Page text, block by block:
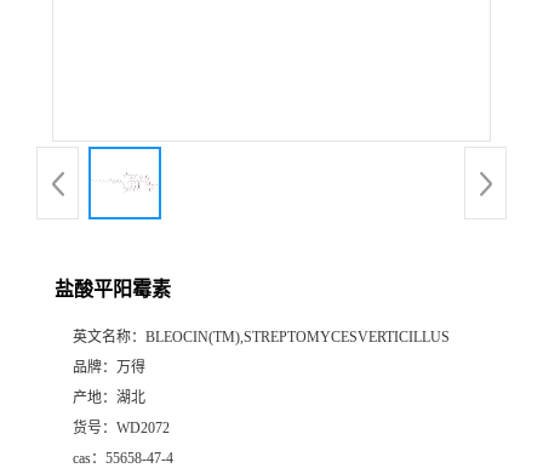
盐酸平阳霉素
英文名称： BLEOCIN(TM),STREPTOMYCESVERTICILLUS
品牌： 万得
产地： 湖北
货号： WD2072
cas： 55658-47-4